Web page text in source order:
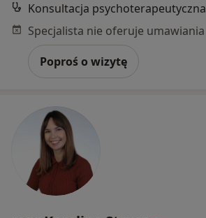
Konsultacja psychoterapeutyczna
Poproś o wizytę